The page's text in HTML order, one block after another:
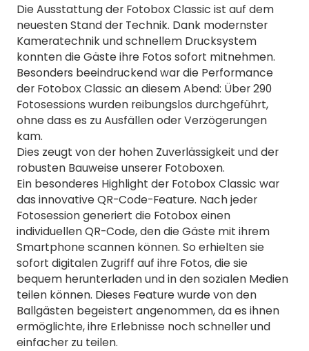
Die Ausstattung der Fotobox Classic ist auf dem
neuesten Stand der Technik. Dank modernster
Kameratechnik und schnellem Drucksystem
konnten die Gäste ihre Fotos sofort mitnehmen.
Besonders beeindruckend war die Performance
der Fotobox Classic an diesem Abend: Über 290
Fotosessions wurden reibungslos durchgeführt,
ohne dass es zu Ausfällen oder Verzögerungen
kam.
Dies zeugt von der hohen Zuverlässigkeit und der
robusten Bauweise unserer Fotoboxen.
Ein besonderes Highlight der Fotobox Classic war
das innovative QR-Code-Feature. Nach jeder
Fotosession generiert die Fotobox einen
individuellen QR-Code, den die Gäste mit ihrem
Smartphone scannen können. So erhielten sie
sofort digitalen Zugriff auf ihre Fotos, die sie
bequem herunterladen und in den sozialen Medien
teilen können. Dieses Feature wurde von den
Ballgästen begeistert angenommen, da es ihnen
ermöglichte, ihre Erlebnisse noch schneller und
einfacher zu teilen.